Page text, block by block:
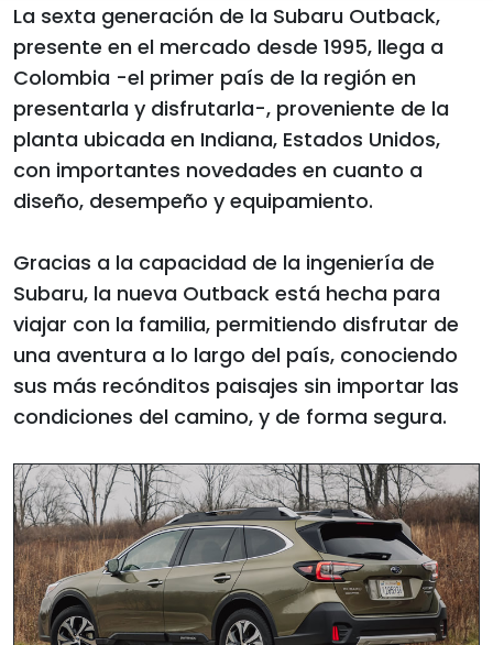
La sexta generación de la Subaru Outback,
presente en el mercado desde 1995, llega a
Colombia -el primer país de la región en
presentarla y disfrutarla-, proveniente de la
planta ubicada en Indiana, Estados Unidos,
con importantes novedades en cuanto a
diseño, desempeño y equipamiento.
Gracias a la capacidad de la ingeniería de
Subaru, la nueva Outback está hecha para
viajar con la familia, permitiendo disfrutar de
una aventura a lo largo del país, conociendo
sus más recónditos paisajes sin importar las
condiciones del camino, y de forma segura.